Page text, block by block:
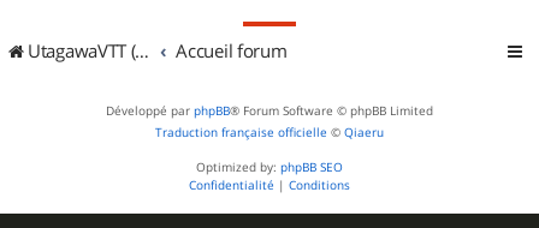
UtagawaVTT (Randos VTT et VTTAE avec traces GPS) Accueil forum
Développé par phpBB® Forum Software © phpBB Limited
Traduction française officielle © Qiaeru
Optimized by: phpBB SEO
Confidentialité | Conditions